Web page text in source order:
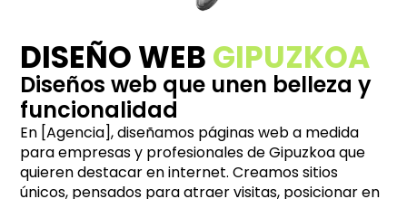
DISEÑO WEBGIPUZKOA
Diseños web que unen belleza y
funcionalidad
En [Agencia], diseñamos páginas web a medida
para empresas y profesionales de Gipuzkoa que
quieren destacar en internet. Creamos sitios
únicos, pensados para atraer visitas, posicionar en